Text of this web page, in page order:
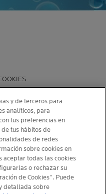
CAI
y de terceros para
analíticos, para
tus preferencias en
tus hábitos de
de redes
sobre cookies en
aceptar todas las cookies
o rechazar su
de Cookies”. Puede
detallada sobre